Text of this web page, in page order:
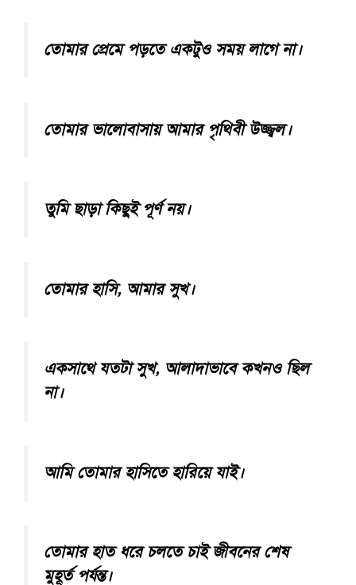
তোমার প্রেমে পড়তে একটুও সময় লাগে না।
তোমার ভালোবাসায় আমার পৃথিবী উজ্জ্বল।
তুমি ছাড়া কিছুই পূর্ণ নয়।
তোমার হাসি, আমার সুখ।
একসাথে যতটা সুখ, আলাদাভাবে কখনও ছিল
না।
আমি তোমার হাসিতে হারিয়ে যাই।
তোমার হাত ধরে চলতে চাই জীবনের শেষ
মুহূর্ত পর্যন্ত।